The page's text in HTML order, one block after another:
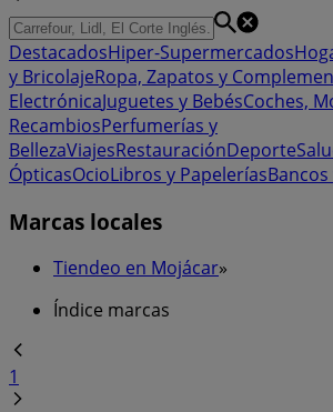
DestacadosHiper-Supermercados
y BricolajeRopa, Zapatos y
ElectrónicaJuguetes y BebésCoches,
RecambiosPerfumerías y
BellezaViajesRestauraciónDeporte
ÓpticasOcioLibros y Papelerías
Marcas locales
Tiendeo en Mojácar»
Índice marcas
1